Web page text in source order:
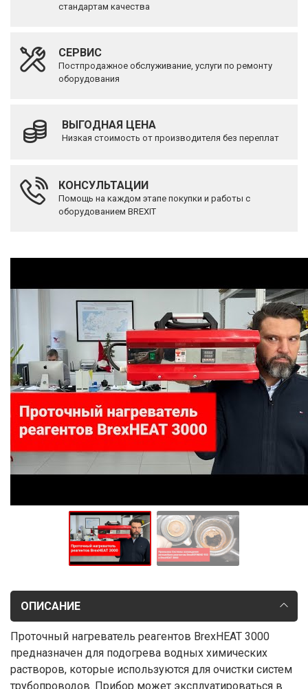
стандартам качества
СЕРВИС
Постпродажное обслуживание, услуги по ремонту
оборудования
ВЫГОДНАЯ ЦЕНА
Низкая стоимость от производителя без переплат
КОНСУЛЬТАЦИИ
Помощь на каждом этапе покупки и работы с
оборудованием BREXIT
ОПИСАНИЕ
Проточный нагреватель реагентов BrexHEAT 3000
предназначен для подогрева водных химических
растворов, которые используются для очистки систем
трубопроводов. Прибор может эксплуатироваться в